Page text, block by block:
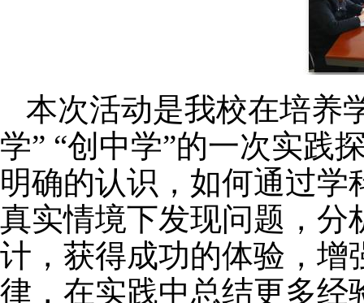
本次活动是我校在培养
学” “创中学”的一次实践
明确的认识，如何通过学
真实情境下发现问题，分
计，获得成功的体验，增
律，在实践中总结更多经